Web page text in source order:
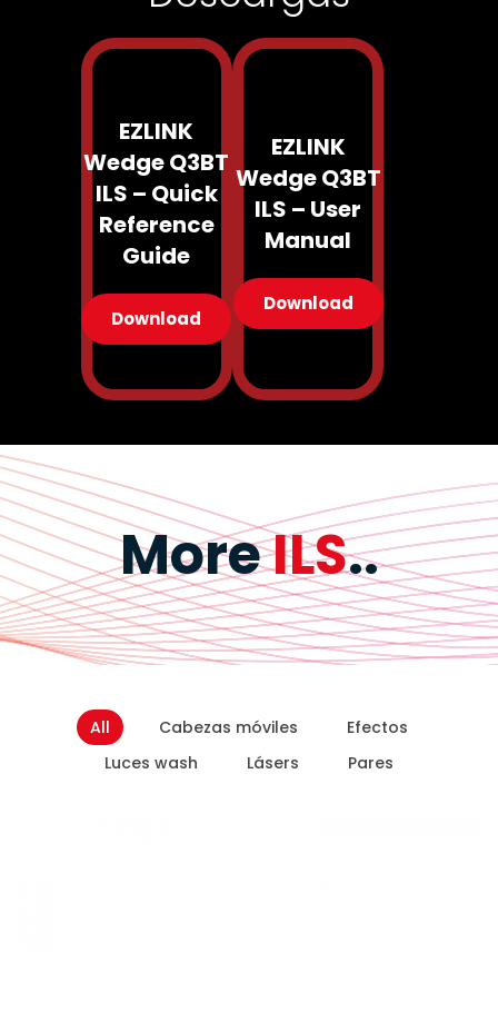
EZLINK
Wedge Q3BT
ILS – Quick
Reference
Guide
Download
EZLINK
Wedge Q3BT
ILS – User
Manual
Download
MoreILS..
All Cabezas móviles
Efectos
Luces wash
Lásers Pares